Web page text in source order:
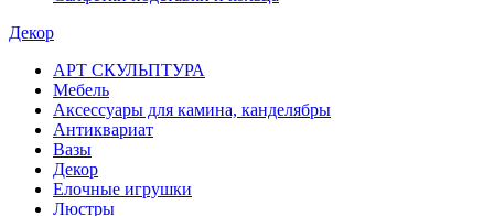
Декор
АРТ СКУЛЬПТУРА
Мебель
Аксессуары для камина, канделябры
Антиквариат
Вазы
Декор
Елочные игрушки
Люстры